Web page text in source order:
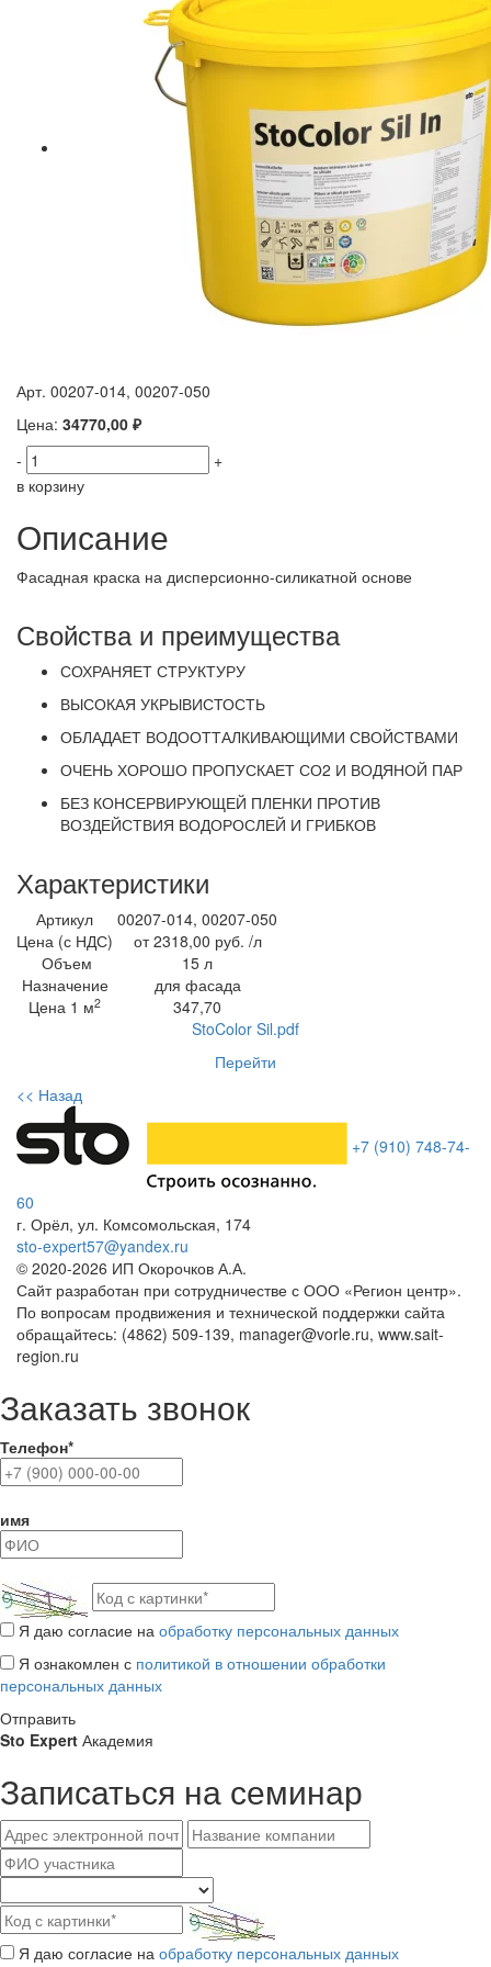
Арт. 00207-014, 00207-050
Цена: 34770,00 ₽
-
+
в корзину
Описание
Фасадная краска на дисперсионно-силикатной основе
Свойства и преимущества
СОХРАНЯЕТ СТРУКТУРУ
ВЫСОКАЯ УКРЫВИСТОСТЬ
ОБЛАДАЕТ ВОДООТТАЛКИВАЮЩИМИ СВОЙСТВАМИ
ОЧЕНЬ ХОРОШО ПРОПУСКАЕТ СО2 И ВОДЯНОЙ ПАР
БЕЗ КОНСЕРВИРУЮЩЕЙ ПЛЕНКИ ПРОТИВ
ВОЗДЕЙСТВИЯ ВОДОРОСЛЕЙ И ГРИБКОВ
Характеристики
Артикул
00207-014, 00207-050
Цена (с НДС)
от 2318,00 руб. /л
Объем
15 л
Назначение
для фасада
Цена 1 м2
347,70
StoColor Sil.pdf
Перейти
<< Назад
+7 (910) 748-74-
60
г. Орёл, ул. Комсомольская, 174
sto-expert57@yandex.ru
© 2020-2026 ИП Окорочков А.А.
Сайт разработан при сотрудничестве с ООО «Регион центр».
По вопросам продвижения и технической поддержки сайта
обращайтесь: (4862) 509-139, manager@vorle.ru, www.sait-
region.ru
Заказать звонок
Телефон*
имя
Я даю согласие на обработку персональных данных
Я ознакомлен с политикой в отношении обработки
персональных данных
Отправить
Sto Expert Академия
Записаться на семинар
Я даю согласие на обработку персональных данных